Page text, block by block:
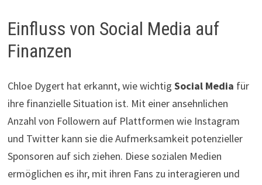
Einfluss von Social Media auf
Finanzen
Chloe Dygert hat erkannt, wie wichtig Social Media für
ihre finanzielle Situation ist. Mit einer ansehnlichen
Anzahl von Followern auf Plattformen wie Instagram
und Twitter kann sie die Aufmerksamkeit potenzieller
Sponsoren auf sich ziehen. Diese sozialen Medien
ermöglichen es ihr, mit ihren Fans zu interagieren und